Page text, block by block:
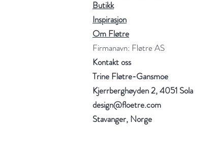
Butikk
Inspirasjon
Om Fløtre
Firmanavn: Fløtre AS
Kontakt oss
Trine Fløtre-Gansmoe
Kjerrberghøyden 2, 4051 Sola
design@floetre.com
Stavanger, Norge